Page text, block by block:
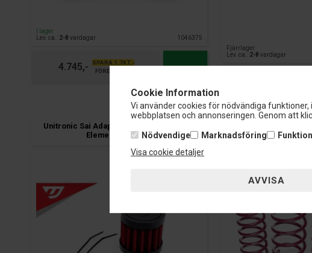
Cookie Information
Vi använder cookies för nödvändiga
webbplatsen och annonseringen. Genom att
Nödvendige Marknadsföring
Visa cookie detaljer
I lager
Lev. ca.: 2-8 vardagar 1046375
4.745,-
SPARA 1.747,-
FÖRE 6.492,-
Fjärrlager
Lev. ca.: 2-8 vardagar
Unitronic Sai Adapter And Breather Filter
Element (OUTLET)